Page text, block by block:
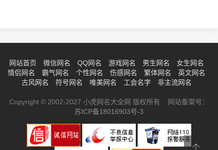
网站首页 微信网名 QQ网名 游戏网名 男生网名
女生网名
情侣网名
霸气网名 个性网名 伤感网名 繁体网名
英文网名
古风网名
符号网名 唯美网名 工会名字 非主流网名
Copyright © 2002-2027 小虎网名大全网 版权所有 网站备案号：
苏ICP备18016903号-3